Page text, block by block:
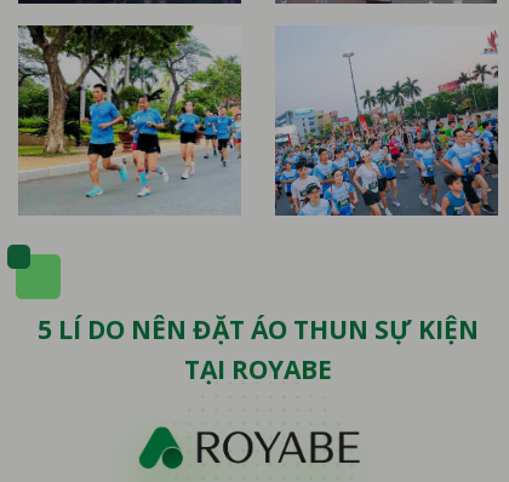
5 LÍ DO NÊN ĐẶT ÁO THUN SỰ KIỆN
TẠI ROYABE